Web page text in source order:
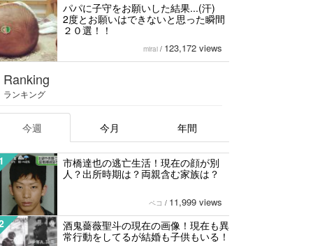
パパに子守をお願いした結果...(汗)
2度とお願いはできないと思った瞬間
２０選！！
mirai / 123,172 views
Ranking
ランキング
今週 今月 年間
市橋達也の逃亡生活！現在の顔が別
人？出所時期は？両親含む家族は？
ペコ / 11,999 views
酒鬼薔薇聖斗の現在の画像！現在も異
常行動をしてるが結婚も子供もいる！